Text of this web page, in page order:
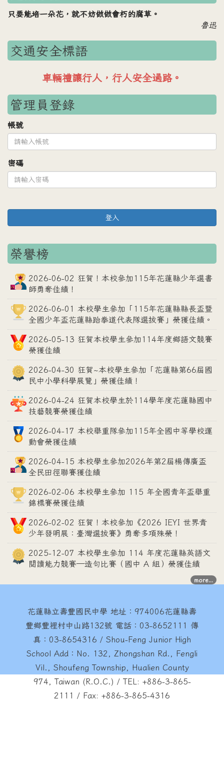
只要能培一朵花，就不妨做做會朽的腐草。
魯迅
交通安全標語
車輛禮讓行人，行人安全過路。
管理員登錄
帳號
密碼
登入
榮譽榜
2026-06-02 狂賀！本校參加115年花蓮縣少年選書
師勇奪佳績！
2026-06-01 本校學生參加「115年花蓮縣縣長盃暨
全國少年盃花蓮縣跆拳道代表隊選拔賽」榮獲佳績。
2026-05-13 狂賀本校學生參加114年度鄉語文競賽
榮獲佳績
2026-04-30 狂賀~本校學生參加「花蓮縣第66屆國
民中小學科學展覽」榮獲佳績！
2026-04-24 狂賀本校學生於114學年度花蓮縣國中
技藝競賽榮獲佳績
2026-04-17 本校舉重隊參加115年全國中等學校運
動會榮獲佳績
2026-04-15 本校學生參加2026年第2屆楊傳廣盃
全民田徑聯賽獲佳績
2026-02-06 本校學生參加 115 年全國青年盃舉重
錦標賽榮獲佳績
2026-02-02 狂賀！本校參加《2026 IEYI 世界青
少年發明展：臺灣選拔賽》勇奪多項殊榮！
2025-12-07 本校學生參加 114 年度花蓮縣英語文
閱讀能力競賽—造句比賽（國中 A 組）榮獲佳績
more...
花蓮縣立壽豐國民中學 地址：974006花蓮縣壽
豐鄉豐裡村中山路132號 電話：03-8652111 傳
真：03-8654316 / Shou-Feng Junior High
School Add：No. 132, Zhongshan Rd., Fengli
Vil., Shoufeng Township, Hualien County
974, Taiwan (R.O.C.) / TEL: +886-3-865-
2111 / Fax: +886-3-865-4316